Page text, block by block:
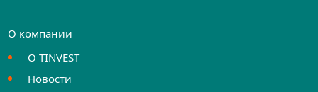
О компании
О TINVEST
Новости